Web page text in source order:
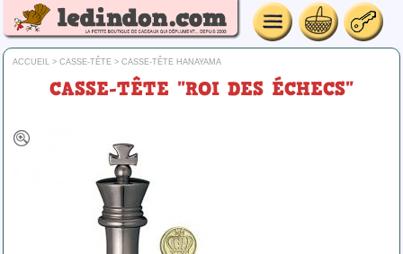
ACCUEIL > CASSE-TÊTE > CASSE-TÊTE HANAYAMA
CASSE-TÊTE "ROI DES ÉCHECS"